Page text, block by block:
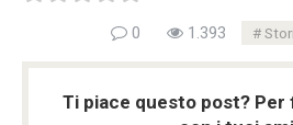
0 1.393
Ti piace questo post?